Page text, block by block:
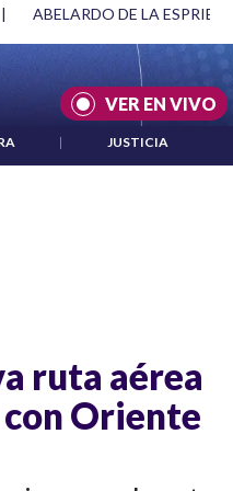
| ABELARDO DE LA
VER EN VIVO
| JUSTICIA
ruta aérea
con Oriente